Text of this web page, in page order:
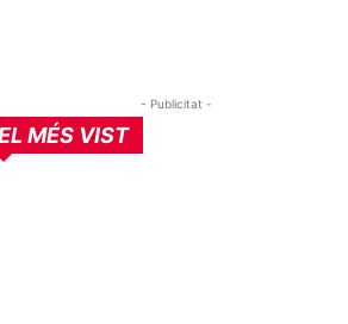
- Publicitat -
MÉS VIST